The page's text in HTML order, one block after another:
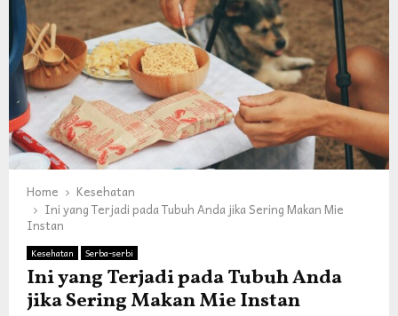
Home
Kesehatan
Ini yang Terjadi pada Tubuh Anda jika Sering Makan Mie
Instan
Kesehatan Serba-serbi
Ini yang Terjadi pada Tubuh Anda
jika Sering Makan Mie Instan